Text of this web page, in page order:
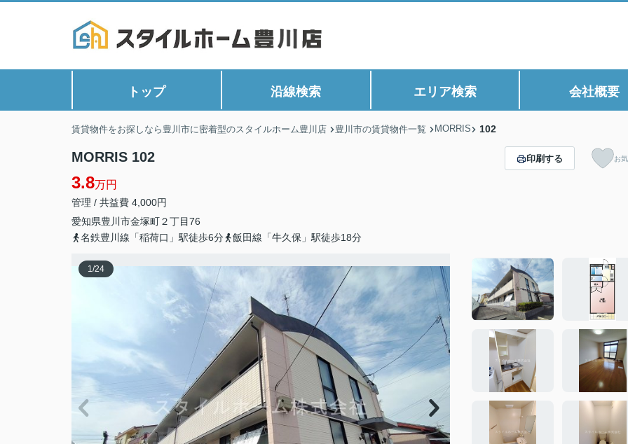
トップ 沿線検索 エリア検索 会社概要
賃貸物件をお探しなら豊川市に密着型のスタイルホーム豊川店 豊川市の賃貸物件一覧 MORRIS 102
MORRIS 102
3.8万円
管理 / 共益費 4,000円
愛知県豊川市金塚町２丁目76
名鉄豊川線「稲荷口」駅徒歩6分
飯田線「牛久保」駅徒歩18分
印刷する お
1/24